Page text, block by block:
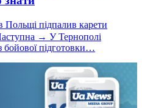
Польщі підпалив карети
→ У Тернополі
бойової підготовки…